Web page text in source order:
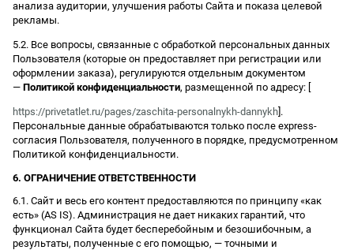
анализа аудитории, улучшения работы Сайта и показа целевой
рекламы.
5.2. Все вопросы, связанные с обработкой персональных данных
Пользователя (которые он предоставляет при регистрации или
оформлении заказа), регулируются отдельным документом
— Политикой конфиденциальности, размещенной по адресу: [
https://privetatlet.ru/pages/zaschita-personalnykh-dannykh ].
Персональные данные обрабатываются только после express-
согласия Пользователя, полученного в порядке, предусмотренном
Политикой конфиденциальности.
6. ОГРАНИЧЕНИЕ ОТВЕТСТВЕННОСТИ
6.1. Сайт и весь его контент предоставляются по принципу «как
есть» (AS IS). Администрация не дает никаких гарантий, что
функционал Сайта будет бесперебойным и безошибочным, а
результаты, полученные с его помощью, — точными и